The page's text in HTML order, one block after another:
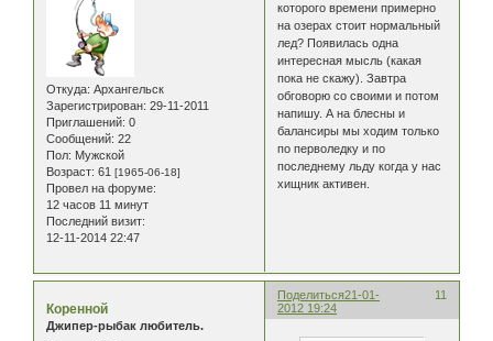
Откуда: Архангельск
Зарегистрирован: 29-11-2011
Приглашений: 0
Сообщений: 22
Пол: Мужской
Возраст: 61 [1965-06-18]
Провел на форуме:
12 часов 11 минут
Последний визит:
12-11-2014 22:47
которого времени примерно
на озерах стоит нормальный
лед? Появилась одна
интересная мысль (какая
пока не скажу). Завтра
обговорю со своими и потом
напишу. А на блесны и
балансиры мы ходим только
по перволедку и по
последнему льду когда у нас
хищник активен.
Поделиться 11
21-01-
2012 19:24
Коренной
Джипер-рыбак любитель.